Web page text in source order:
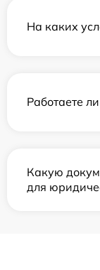
На каких
Работаете
Какую
для